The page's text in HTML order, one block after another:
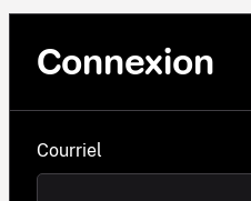
Connexion
Courriel